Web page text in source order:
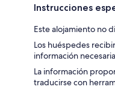
Instrucciones
Este alojamiento no
Los huéspedes
información
La información
traducirse con